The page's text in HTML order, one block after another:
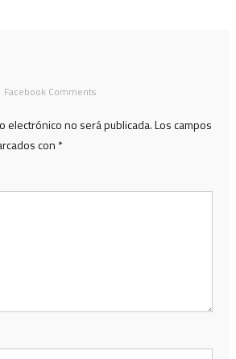
Facebook Comments
electrónico no será publicada.Los campos
con *